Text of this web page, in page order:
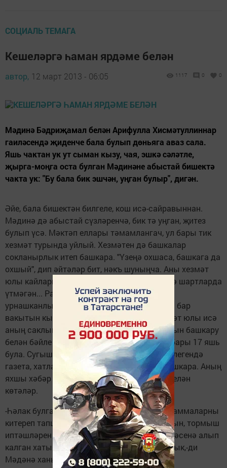
СОЦИАЛЬ ТЕМАГА
Кешеләргә һаман ярдәме белән
автор, 12 март 2013 - 06:05 1117 0 0
Мәдинә Бәдриҗамал белән Арифулла Хисмәтуллиннар
гаиләсендә җиденче бала булып дөньяга аваз сала.
Яшь чактан ук ут сыман кызу, чая, эшкә сәләтле,
җырга-моңга оста булган Мәдинәне абыстай бишектә
чакта ук: "Бу бала бик эшчән, уңган булыр", дигән.
Әйе, бала бишектән билгеле, кош исә-сайравыннан.
Мәдинә дә абыстай сүзләренчә, бик тә уңган, җитез
булып үсә. Мәктәп еллары тәмамлангач, ул бары тик
хезмәт турында уйлый. Хезмәтен дә башкалар
сокланырлык итеп башкара. "Үзеңә охшаса, башкага да
охшый", дип әйтәләр бит, нәкъ шуныңча. Аны хезмәт
юлы кайларга гына илтмәгән дә, нинди генә шартларда
үтмәгән... Район метеостанциясе читтә
урнашканлыктан, биредә ул хезмәт иткәндә бар
вакытын кырда үткәрә диярлек. Тәүге хезмәт юлы исә
аның саклык банкында инспектор вазифасын башкару
белән бәйле була. Ул вакытта Мәдинәгә нибары 17 яшь
була. Сугыш еллары... Мәдинә апа почта бүлегендә
газета, хатлар тарату кебек җаваплы эш башкара. Аның
яхшы хәбәр алып килүен һәр йортта өмет белән
көтәләр.
-Һәлак булган сугышчылар турында телеграммаларны
китереп тапшыруы иң авыры иде. Якыннарын, тормыш
иптәшләрен югалтып, бар хезмәтне үз җилкәсенә алып
калган хатын-кызларыбызга мәдхия укырлык,-ди
Мәдәнә ханым, сугыш елларын искә алып.